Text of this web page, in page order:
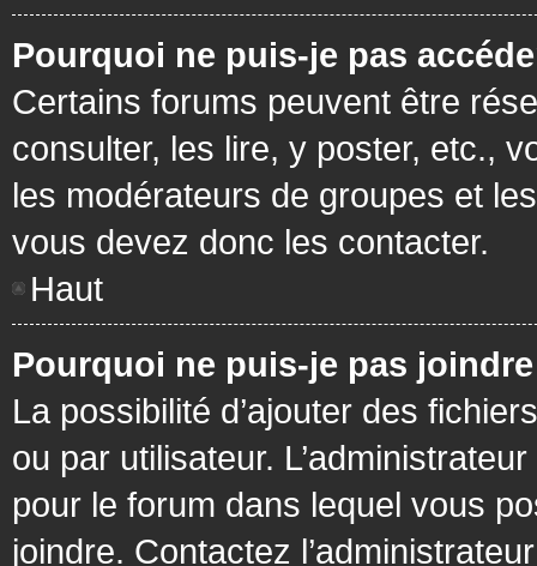
Pourquoi ne puis-je pas
Certains forums peuvent être
consulter, les lire, y poster, etc.,
les modérateurs de groupes et
vous devez donc les contacter.
Haut
Pourquoi ne puis-je pas
La possibilité d’ajouter des
ou par utilisateur.
pour le forum dans lequel vous
joindre. Contactez